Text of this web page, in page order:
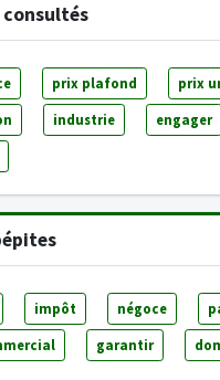
consultés
prix plafond prix
industrie engager
impôt négoce
garantir